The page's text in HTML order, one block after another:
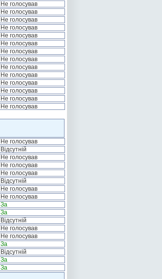
Не голосував
Не голосував
Не голосував
Не голосував
Не голосував
Не голосував
Не голосував
Не голосував
Не голосував
Не голосував
Не голосував
Не голосував
Не голосував
Не голосував
Не голосував
Відсутній
Не голосував
Не голосував
Не голосував
Відсутній
Не голосував
Не голосував
За
За
Відсутній
Не голосував
Не голосував
За
Відсутній
За
За